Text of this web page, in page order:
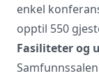
enkel
opptil 550
Fasiliteter og